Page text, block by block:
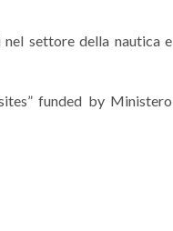
settore della nautica e
funded by Ministero